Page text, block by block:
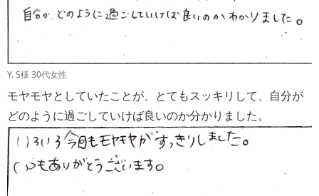
Y. S様 30代女性
モヤモヤとしていたことが、とてもスッキリして、自分が
どのように過ごしていけば良いのか分かりました。